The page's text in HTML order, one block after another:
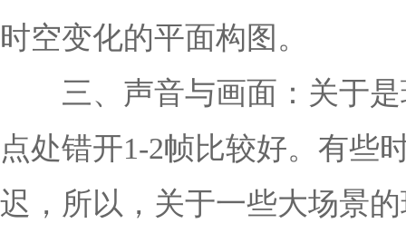
时空变化的平面构图。
三、声音与画面：关于是
点处错开1-2帧比较好。有些
迟，所以，关于一些大场景